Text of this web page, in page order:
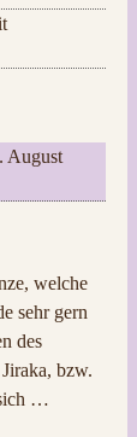
August
welche
sehr gern
des
bzw.
…